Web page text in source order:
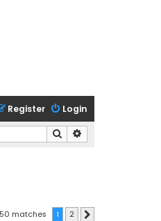
Login
Register
Search
matches 1 2